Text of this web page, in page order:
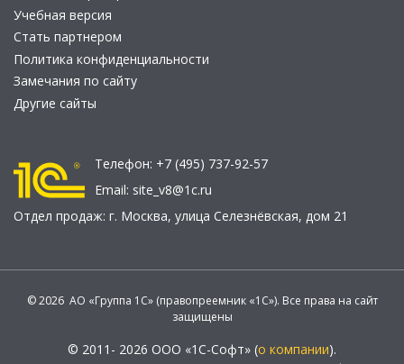
Учебная версия
Стать партнером
Политика конфиденциальности
Замечания по сайту
Другие сайты
Телефон: +7 (495) 737-92-57
Email: site_v8@1c.ru
Отдел продаж: г. Москва, улица Селезнёвская, дом 21
© 2026 АО «Группа 1С» (правопреемник «1С»). Все права на сайт
защищены
© 2011- 2026 ООО «1С-Софт» (о компании).